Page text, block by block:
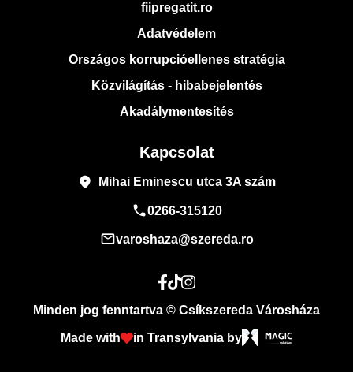
fiipregatit.ro
Adatvédelem
Országos korrupcióellenes stratégia
Közvilágítás - hibabejelentés
Akadálymentesítés
Kapcsolat
place Mihai Eminescu utca 3A szám
phone0266-315120
mail_outlinevaroshaza@szereda.ro
Minden jog fenntartva © Csíkszereda Városháza
Made with in Transylvania by